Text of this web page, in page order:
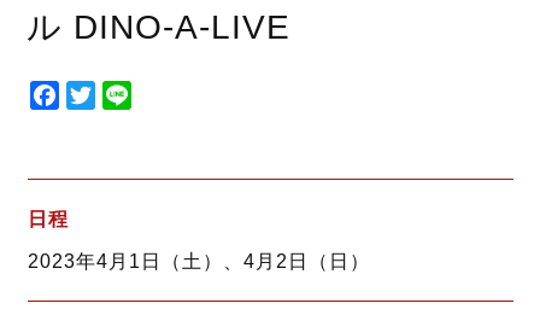
ル DINO-A-LIVE
F
e
b
o
k
T
t
r
e
日程
2023年4月1日（土）、4月2日（日）